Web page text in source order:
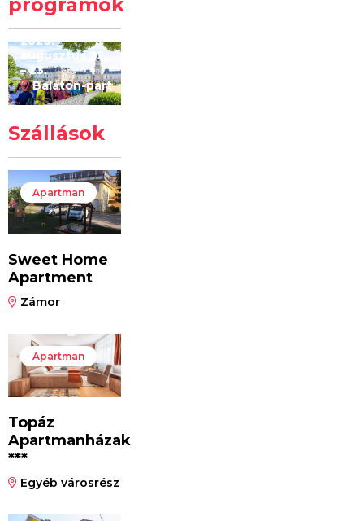
2026.
augusztus 22
– 23.
Balaton-part
Szállások
Apartman
Sweet Home
Apartment
Zámor
Apartman
Topáz
Apartmanházak
***
Egyéb városrész